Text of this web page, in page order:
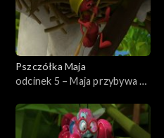
Pszczółka Maja
odcinek 5 – Maja przybywa na